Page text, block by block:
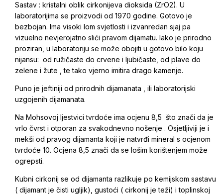
Sastav : kristalni oblik cirkonijeva dioksida (ZrO2). U
laboratorijima se proizvodi od 1970 godine. Gotovo je
bezbojan. Ima visoki lom svjetlosti i izvanredan sjaj pa
vizuelno nevjerojatno slići pravom dijamatu. Iako je prirodno
proziran, u laboratoriju se može obojiti u gotovo bilo koju
nijansu: od ružičaste do crvene i ljubičaste, od plave do
zelene i žute , te tako vjerno imitira drago kamenje.
Puno je jeftiniji od prirodnih dijamanata , ili laboratorijski
uzgojenih dijamanata.
Na Mohsovoj ljestvici tvrdoće ima ocjenu 8,5 što znači da je
vrlo čvrst i otporan za svakodnevno nošenje . Osjetljiviji je i
mekši od pravog dijamanta koji je natvrđi mineral s ocjenom
tvrdoće 10. Ocjena 8,5 znači da se lošim korištenjem može
ogrepsti.
Kubni cirkonij se od dijamanta razlikuje po kemijskom sastavu
( dijamant je čisti ugljik), gustoći ( cirkonij je teži) i toplinskoj